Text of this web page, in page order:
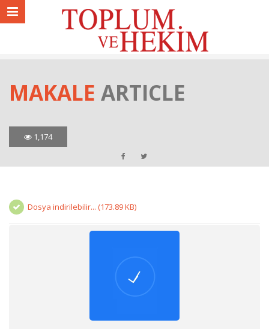
MAKALE ARTICLE
1,174
Dosya indirilebilir... (173.89 KB)